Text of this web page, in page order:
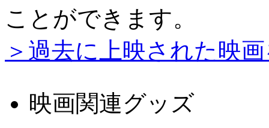
ことができます。
＞過去に上映された映
映画関連グッズ